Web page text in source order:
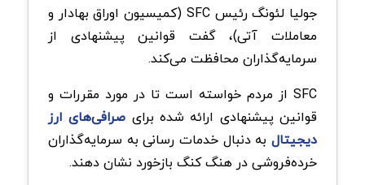
جولیا لئونگ رئیس SFC (کمیسیون اوراق بهادار و
معاملات آتی)، گفت قوانین پیشنهادی از
سرمایه‌گذاران محافظت می‌کند.
SFC از مردم خواسته است تا در مورد مقررات و
قوانین پیشنهادی ارائه شده برای صرافی‌های ارز
دیجیتال به دنبال خدمات رسانی به سرمایه‌گذاران
خرده‌فروشی در هنگ کنگ بازخورد نشان دهند.